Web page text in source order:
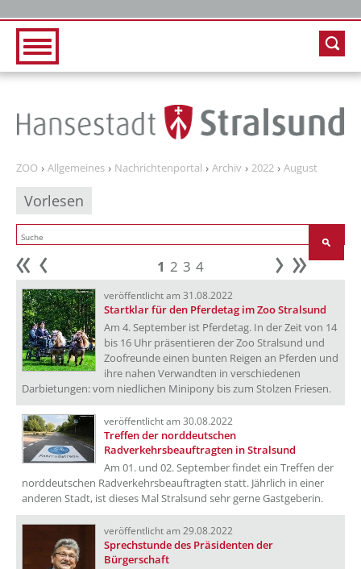
ZOO Allgemeines Nachrichtenportal Archiv 2022 August
Vorlesen
Anfang 1 2 3 4 weiter
veröffentlicht am 31.08.2022
Startklar für den Pferdetag im Zoo Stralsund
Am 4. September ist Pferdetag. In der Zeit von 14
bis 16 Uhr präsentieren der Zoo Stralsund und
Zoofreunde einen bunten Reigen an Pferden und
ihre nahen Verwandten in verschiedenen
Darbietungen: vom niedlichen Minipony bis zum Stolzen Friesen.
veröffentlicht am 30.08.2022
Treffen der norddeutschen
Radverkehrsbeauftragten in Stralsund
Am 01. und 02. September findet ein Treffen der
norddeutschen Radverkehrsbeauftragten statt. Jährlich in einer
anderen Stadt, ist dieses Mal Stralsund sehr gerne Gastgeberin.
veröffentlicht am 29.08.2022
Sprechstunde des Präsidenten der
Bürgerschaft